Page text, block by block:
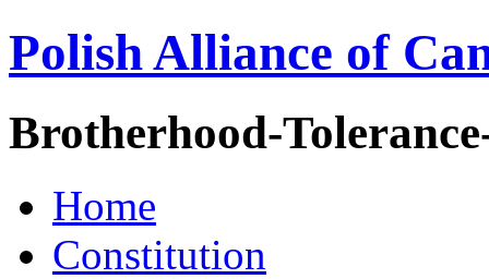
Polish Alliance of
Brotherhood-
Home
Constitution